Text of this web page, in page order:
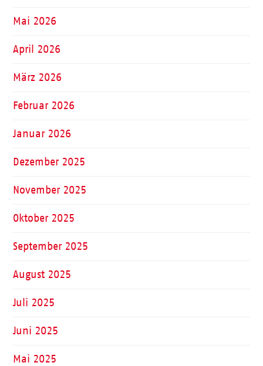
Mai 2026
April 2026
März 2026
Februar 2026
Januar 2026
Dezember 2025
November 2025
Oktober 2025
September 2025
August 2025
Juli 2025
Juni 2025
Mai 2025